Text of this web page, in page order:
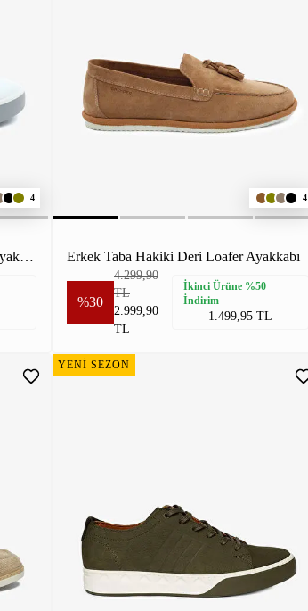
4
Erkek Beyaz Hakiki Deri Sneaker Ayakkabı
4
Erkek Taba Hakiki Deri Loafer Ayakkabı
%30
4.299,90
TL
2.999,90
TL
İkinci Ürüne %50
İndirim
1.499,95 TL
YENİ SEZON